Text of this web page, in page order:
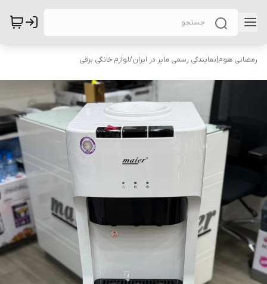
رمضانی هوم|نمایندگی رسمی مایر در ایران/لوازم خانگی برقی